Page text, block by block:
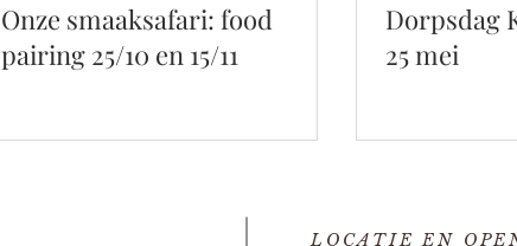
Onze smaaksafari: food
pairing 25/10 en 15/11
Dorpsdag
25 mei
LOCATIE EN